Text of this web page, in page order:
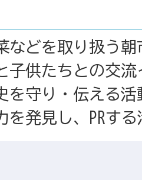
などを取り扱う朝
子供たちとの交流
を守り・伝える活
を発見し、PRす